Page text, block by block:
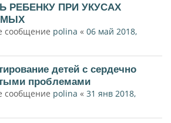
РЕБЕНКУ ПРИ УКУСАХ
сообщение polina « 06 май 2018,
детей с сердечно
проблемами
сообщение polina « 31 янв 2018,